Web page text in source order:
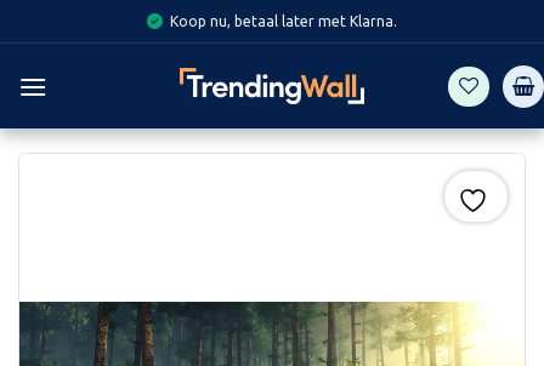
to
content
Koop nu, betaal later met Klarna.